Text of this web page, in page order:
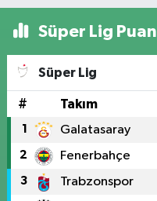
Süper Lig
Süper Lig
# Takım
1 Galatasaray
2 Fenerbahçe
3 Trabzonspor